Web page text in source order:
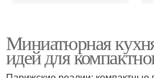
хранения
Миниатюрная
идей для